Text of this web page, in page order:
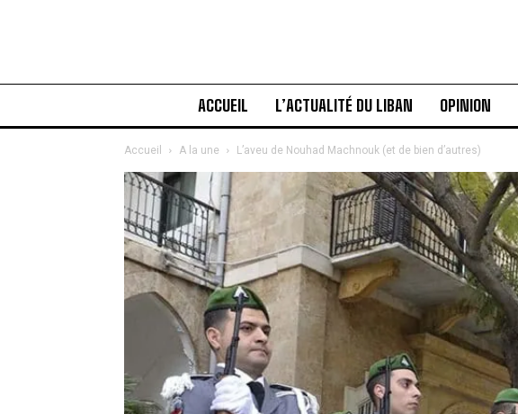
ACCUEIL L’ACTUALITÉ DU LIBAN OPINION
Accueil A la une L’aveu de Nouhad Machnouk (et de bien d’autres)